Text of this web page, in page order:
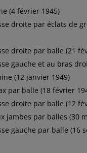
(4 février 1945)
droite par éclats de
droite par balle (21
gauche et au bras
(12 janvier 1949)
par balle (18 février
droite par balle (12
jambes par balles (30
gauche par balle (16